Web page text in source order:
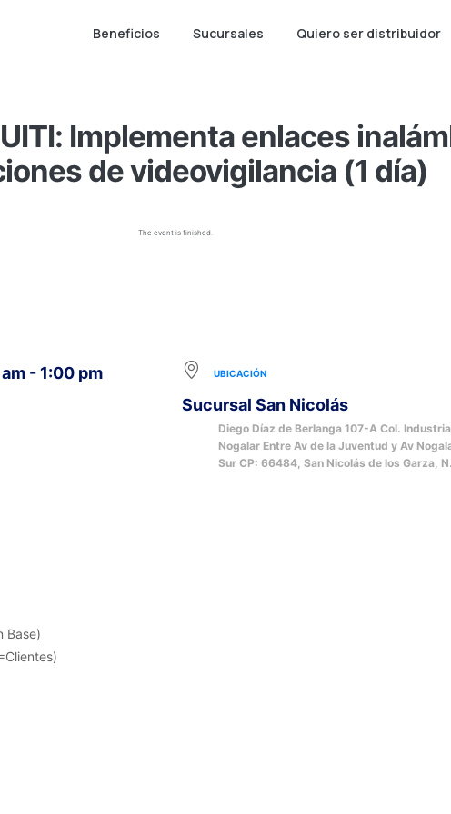
Beneficios Sucursales Quiero ser distribuidor
Implementa enlaces
de videovigilancia (1 día)
The event is finished.
- 1:00 pm UBICACIÓN
Sucursal San Nicolás
Diego Díaz de Berlanga 107-A Col.
Nogalar Entre Av de la Juventud y Av
Sur CP: 66484, San Nicolás de los Garza,
Base)